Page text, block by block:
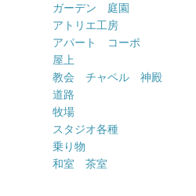
ガーデン 庭園
アトリエ工房
アパート コーポ
屋上
教会 チャペル 神殿
道路
牧場
スタジオ各種
乗り物
和室 茶室